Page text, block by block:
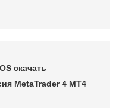
скачать
MetaTrader 4 MT4